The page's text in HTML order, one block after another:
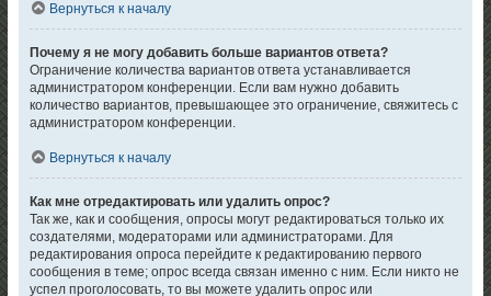
Вернуться к началу
Почему я не могу добавить больше вариантов ответа?
Ограничение количества вариантов ответа устанавливается
администратором конференции. Если вам нужно добавить
количество вариантов, превышающее это ограничение, свяжитесь с
администратором конференции.
Вернуться к началу
Как мне отредактировать или удалить опрос?
Так же, как и сообщения, опросы могут редактироваться только их
создателями, модераторами или администраторами. Для
редактирования опроса перейдите к редактированию первого
сообщения в теме; опрос всегда связан именно с ним. Если никто не
успел проголосовать, то вы можете удалить опрос или